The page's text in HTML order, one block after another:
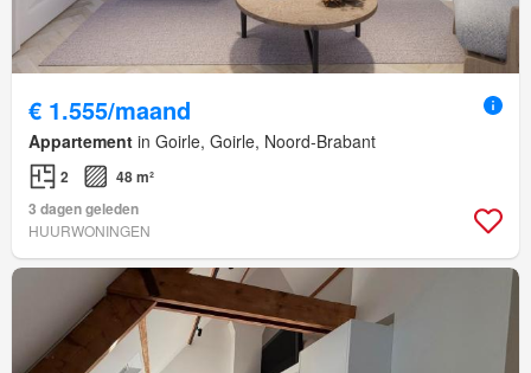
€ 1.555/maand
Appartement in Goirle, Goirle, Noord-Brabant
2
48 m²
3 dagen geleden
HUURWONINGEN